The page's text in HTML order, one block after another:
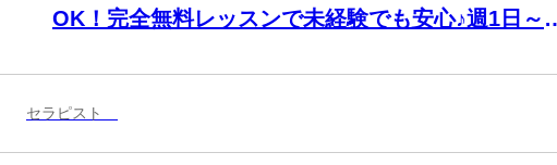
OK！完全無料レッスンで未経験でも安心♪週1日～1
セラピスト